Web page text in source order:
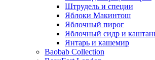
Штрудель и специи
Яблоки Макинтош
Яблочный пирог
Яблочный сидр и
Янтарь и кашемир
Baobab Collection